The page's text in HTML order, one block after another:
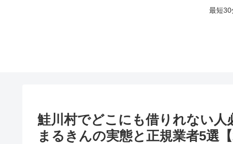
最短30
鮭川村でどこにも借りれない人
まるきんの実態と正規業者5選【